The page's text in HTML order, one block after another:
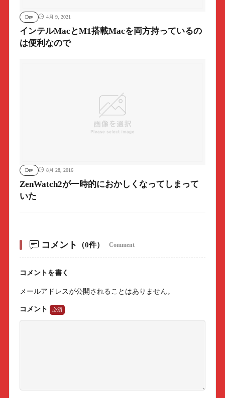
Dev 4月 9, 2021
インテルMacとM1搭載Macを両方持っているの
は便利なので
Dev 8月 28, 2016
ZenWatch2が一時的におかしくなってしまって
いた
コメント （0件） Comment
コメントを書く
メールアドレスが公開されることはありません。
コメント